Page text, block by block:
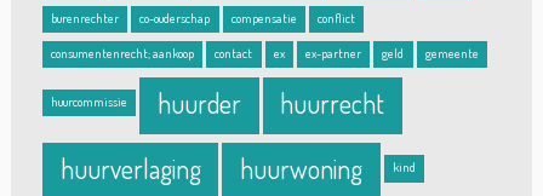
burenrechter co-ouderschap compensatie conflict
consumentenrecht; aankoop contact ex ex-partner geld gemeente
huurcommissie huurder huurrecht
huurverlaging huurwoning kind